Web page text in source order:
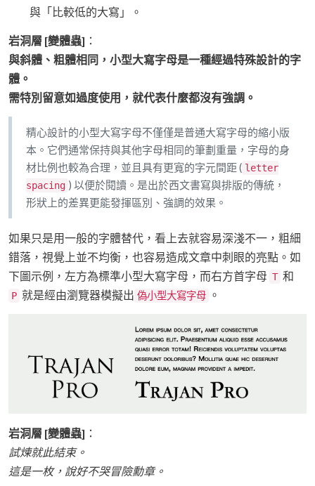
與「比較低的大寫」。
岩洞層 [變體蟲] ：
與斜體、粗體相同，小型大寫字母是一種經過特殊設計的字
體。
需特別留意如過度使用，就代表什麼都沒有強調。
精心設計的小型大寫字母不僅僅是普通大寫字母的縮小版
本。它們通常保持與其他字母相同的筆劃重量，字母的身
材比例也較為合理，並且具有更寬的字元間距 ( letter
spacing ) 以便於閱讀。是出於西文書寫與排版的傳統，
形狀上的差異更能發揮區別、強調的效果。
如果只是用一般的字體替代，看上去就容易深淺不一，粗細
錯落，視覺上並不均衡，也容易造成文章中刺眼的亮點。如
下圖示例，左方為標準小型大寫字母，而右方首字母 T 和
P 就是經由瀏覽器模擬出 偽小型大寫字母 。
岩洞層 [變體蟲] ：
試煉就此結束。
這是一枚，說好不哭冒險勳章。